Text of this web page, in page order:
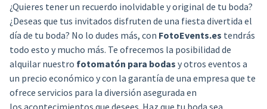
¿Quieres tener un recuerdo inolvidable y original de tu boda?
¿Deseas que tus invitados disfruten de una fiesta divertida el
día de tu boda? No lo dudes más, con FotoEvents.es tendrás
todo esto y mucho más. Te ofrecemos la posibilidad de
alquilar nuestro fotomatón para bodas y otros eventos a
un precio económico y con la garantía de una empresa que te
ofrece servicios para la diversión asegurada en